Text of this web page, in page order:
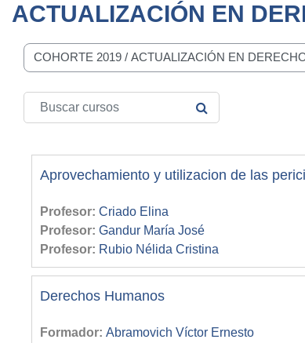
ACTUALIZACIÓN EN
del curso
Buscar cursos
BUSCAR CURSOS
Aprovechamiento y utilizacion de las
Profesor: Criado Elina
Profesor: Gandur María José
Profesor: Rubio Nélida Cristina
Derechos Humanos
Formador: Abramovich Víctor Ernesto